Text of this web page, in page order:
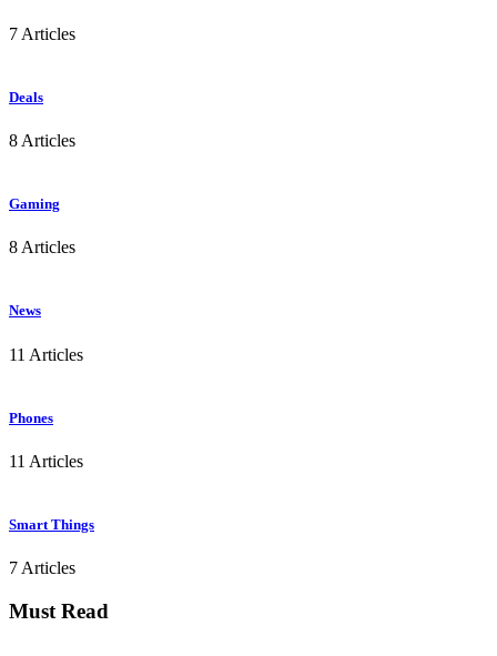
7 Articles
Deals
8 Articles
Gaming
8 Articles
News
11 Articles
Phones
11 Articles
Smart Things
7 Articles
Must Read